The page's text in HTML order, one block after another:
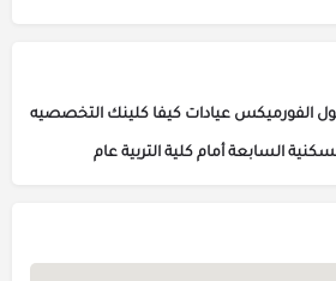
السابعة أمام كلية التربية عام